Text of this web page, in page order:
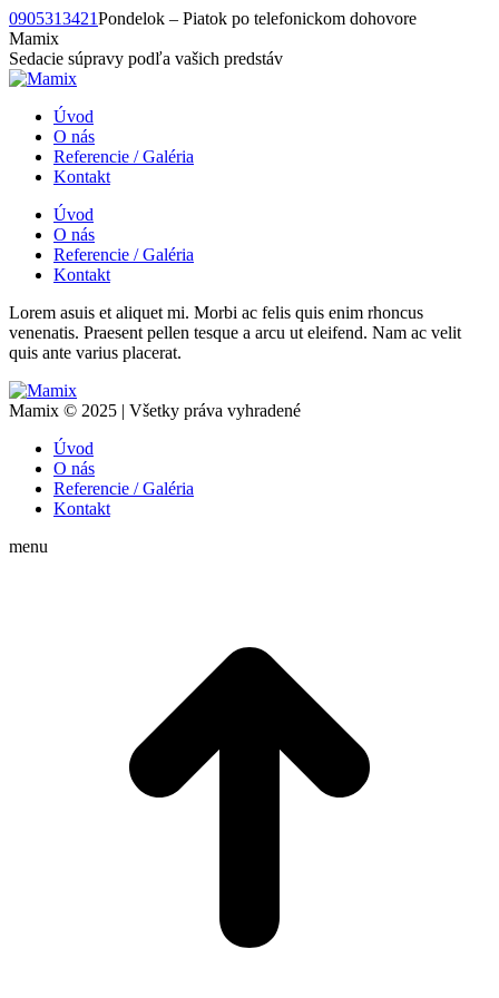
Skip
to
content
0905313421Pondelok – Piatok po telefonickom dohovore
Mamix
Sedacie súpravy podľa vašich predstáv
Úvod
O nás
Referencie / Galéria
Kontakt
Úvod
O nás
Referencie / Galéria
Kontakt
Lorem asuis et aliquet mi. Morbi ac felis quis enim rhoncus
venenatis. Praesent pellen tesque a arcu ut eleifend. Nam ac velit
quis ante varius placerat.
Mamix © 2025 | Všetky práva vyhradené
Úvod
O nás
Referencie / Galéria
Kontakt
menu